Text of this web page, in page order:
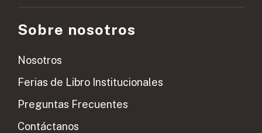
Sobre nosotros
Nosotros
Ferias de Libro Institucionales
Preguntas Frecuentes
Contáctanos